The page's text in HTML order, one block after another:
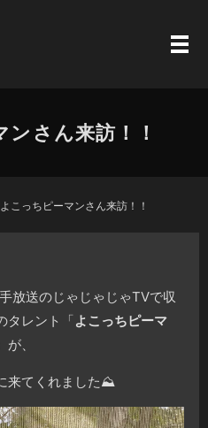
さん来訪！！
よこっちピーマンさん来訪！！
放送のじゃじゃじゃTVで収
タレント「よこっちピーマ
、
来てくれました⛰️